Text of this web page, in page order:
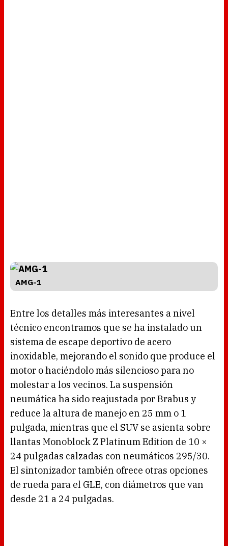
AMG-1
Entre los detalles más interesantes a nivel
técnico encontramos que se ha instalado un
sistema de escape deportivo de acero
inoxidable, mejorando el sonido que produce el
motor o haciéndolo más silencioso para no
molestar a los vecinos. La suspensión
neumática ha sido reajustada por Brabus y
reduce la altura de manejo en 25 mm o 1
pulgada, mientras que el SUV se asienta sobre
llantas Monoblock Z Platinum Edition de 10 ×
24 pulgadas calzadas con neumáticos 295/30.
El sintonizador también ofrece otras opciones
de rueda para el GLE, con diámetros que van
desde 21 a 24 pulgadas.